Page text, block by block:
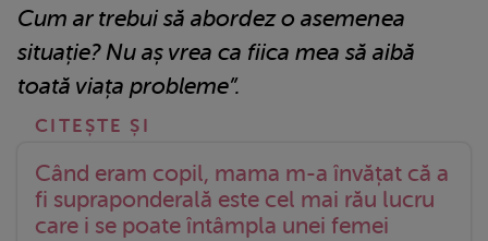
Cum ar trebui să abordez o asemenea
situație? Nu aș vrea ca fiica mea să aibă
toată viața probleme”.
Când eram copil, mama m-a învățat că a
fi supraponderală este cel mai rău lucru
care i se poate întâmpla unei femei